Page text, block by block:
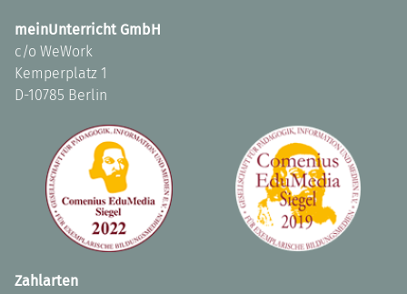
meinUnterricht GmbH
c/o WeWork
Kemperplatz 1
D-10785 Berlin
Zahlarten